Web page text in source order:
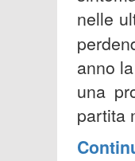
nelle
anno
una
partita